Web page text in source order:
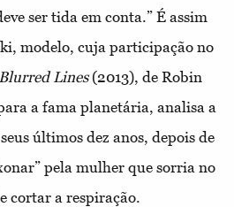
ser tida em conta.” É assim
modelo, cuja participação no
Blurred Lines(2013), de Robin
a fama planetária, analisa a
últimos dez anos, depois de
pela mulher que sorria no
cortar a respiração.